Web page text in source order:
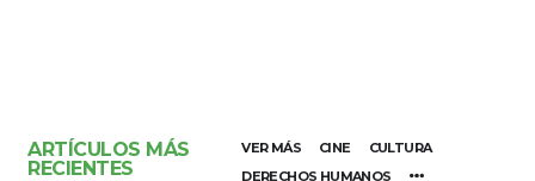
ARTÍCULOS MÁS
RECIENTES
VER MÁS CINE
CULTURA
DERECHOS HUMANOS